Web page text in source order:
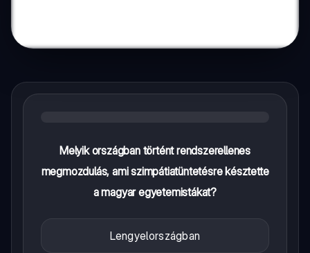
Melyik országban történt rendszerellenes
megmozdulás, ami szimpátiatüntetésre késztette
a magyar egyetemistákat?
Lengyelországban